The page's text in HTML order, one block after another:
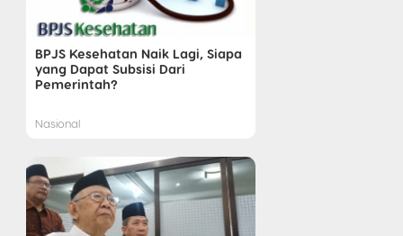
BPJS Kesehatan Naik Lagi, Siapa
yang Dapat Subsisi Dari
Pemerintah?
Nasional